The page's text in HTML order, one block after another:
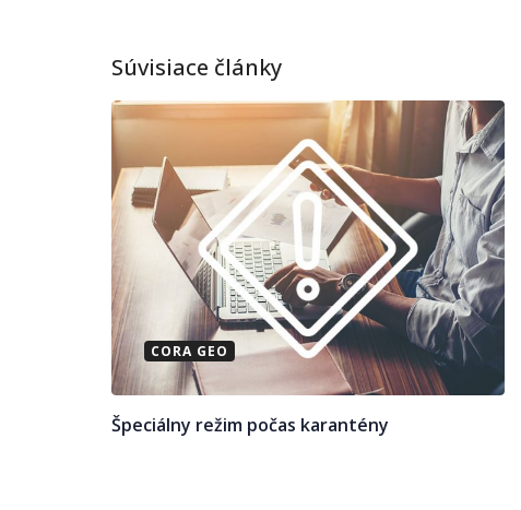
Súvisiace články
CORA GEO
Špeciálny režim počas karantény